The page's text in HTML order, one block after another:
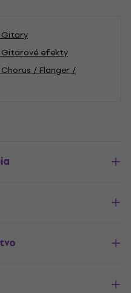
Gitary
Gitarové efekty
/ Flanger /